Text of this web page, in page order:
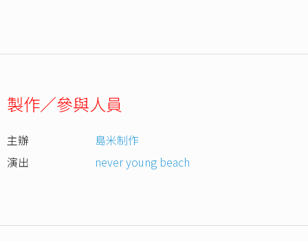
製作／參與人員
主辦
島米制作
演出
never young beach